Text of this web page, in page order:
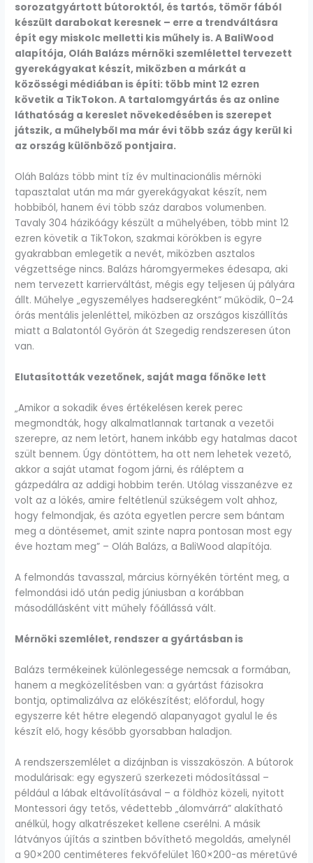
sorozatgyártott bútoroktól, és tartós, tömör fából
készült darabokat keresnek – erre a trendváltásra
épít egy miskolc melletti kis műhely is. A BaliWood
alapítója, Oláh Balázs mérnöki szemlélettel tervezett
gyerekágyakat készít, miközben a márkát a
közösségi médiában is építi: több mint 12 ezren
követik a TikTokon. A tartalomgyártás és az online
láthatóság a kereslet növekedésében is szerepet
játszik, a műhelyből ma már évi több száz ágy kerül ki
az ország különböző pontjaira.
Oláh Balázs több mint tíz év multinacionális mérnöki
tapasztalat után ma már gyerekágyakat készít, nem
hobbiból, hanem évi több száz darabos volumenben.
Tavaly 304 házikóágy készült a műhelyében, több mint 12
ezren követik a TikTokon, szakmai körökben is egyre
gyakrabban emlegetik a nevét, miközben asztalos
végzettsége nincs. Balázs háromgyermekes édesapa, aki
nem tervezett karrierváltást, mégis egy teljesen új pályára
állt. Műhelye „egyszemélyes hadseregként” működik, 0–24
órás mentális jelenléttel, miközben az országos kiszállítás
miatt a Balatontól Győrön át Szegedig rendszeresen úton
van.
Elutasították vezetőnek, saját maga főnöke lett
„Amikor a sokadik éves értékelésen kerek perec
megmondták, hogy alkalmatlannak tartanak a vezetői
szerepre, az nem letört, hanem inkább egy hatalmas dacot
szült bennem. Úgy döntöttem, ha ott nem lehetek vezető,
akkor a saját utamat fogom járni, és ráléptem a
gázpedálra az addigi hobbim terén. Utólag visszanézve ez
volt az a lökés, amire feltétlenül szükségem volt ahhoz,
hogy felmondjak, és azóta egyetlen percre sem bántam
meg a döntésemet, amit szinte napra pontosan most egy
éve hoztam meg” – Oláh Balázs, a BaliWood alapítója.
A felmondás tavasszal, március környékén történt meg, a
felmondási idő után pedig júniusban a korábban
másodállásként vitt műhely főállássá vált.
Mérnöki szemlélet, rendszer a gyártásban is
Balázs termékeinek különlegessége nemcsak a formában,
hanem a megközelítésben van: a gyártást fázisokra
bontja, optimalizálva az előkészítést; előfordul, hogy
egyszerre két hétre elegendő alapanyagot gyalul le és
készít elő, hogy később gyorsabban haladjon.
A rendszerszemlélet a dizájnban is visszaköszön. A bútorok
modulárisak: egy egyszerű szerkezeti módosítással –
például a lábak eltávolításával – a földhöz közeli, nyitott
Montessori ágy tetős, védettebb „álomvárrá” alakítható
anélkül, hogy alkatrészeket kellene cserélni. A másik
látványos újítás a szintben bővíthető megoldás, amelynél
a 90×200 centiméteres fekvőfelület 160×200-as méretűvé